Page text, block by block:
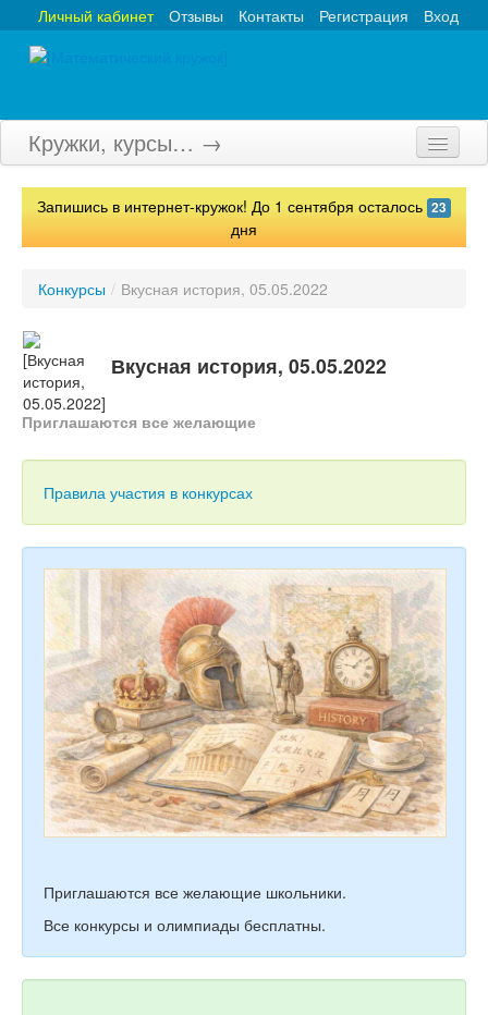
Вход
Регистрация
Контакты
Отзывы
Личный кабинет
Кружки, курсы… →
Главная
Турниры
Конкурсы
Тесты
Игры
Учитель
Запишись в интернет-кружок! До 1 сентября осталось 23
дня
Конкурсы / Вкусная история, 05.05.2022
Вкусная история, 05.05.2022
Приглашаются все желающие
Правила участия в конкурсах
Приглашаются все желающие школьники.
Все конкурсы и олимпиады бесплатны.